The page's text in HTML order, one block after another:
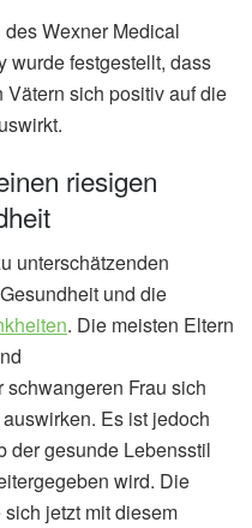
Wexner Medical
wurde festgestellt, dass
sich positiv auf die
riesigen
unterschätzenden
und die
. Die meisten Eltern
Frau sich
Es ist jedoch
der gesunde Lebensstil
wird. Die
jetzt mit diesem